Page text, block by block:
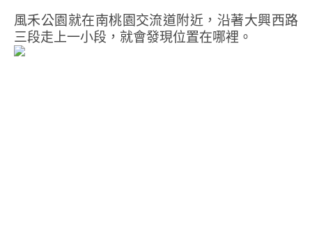
風禾公園就在南桃園交流道附近，沿著大興西路
三段走上一小段，就會發現位置在哪裡。